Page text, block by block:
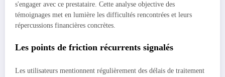
s'engager avec ce prestataire. Cette analyse objective des
témoignages met en lumière les difficultés rencontrées et leurs
répercussions financières concrètes.
Les points de friction récurrents signalés
Les utilisateurs mentionnent régulièrement des délais de traitement